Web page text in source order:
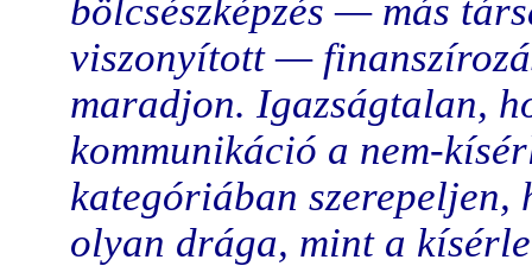
bölcsészképzés — más
viszonyított —
maradjon. Igazságtalan,
kommunikáció a nem-
kategóriában szerepeljen,
olyan drága, mint a